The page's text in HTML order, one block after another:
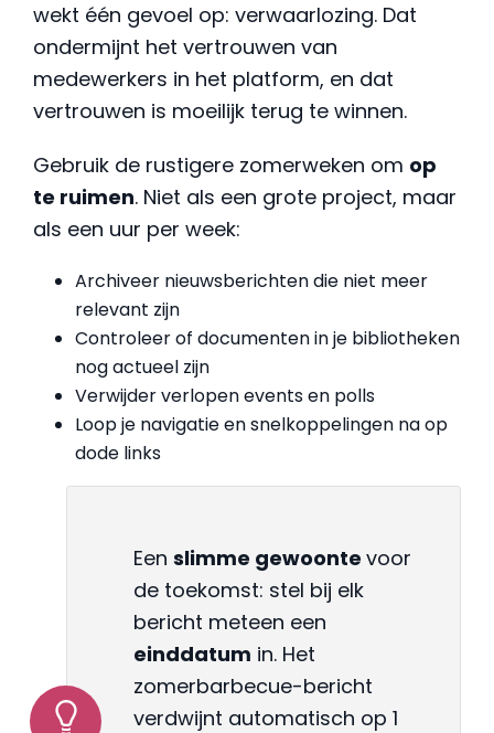
wekt één gevoel op: verwaarlozing. Dat
ondermijnt het vertrouwen van
medewerkers in het platform, en dat
vertrouwen is moeilijk terug te winnen.
Gebruik de rustigere zomerweken om op
te ruimen. Niet als een grote project, maar
als een uur per week:
Archiveer nieuwsberichten die niet meer
relevant zijn
Controleer of documenten in je bibliotheken
nog actueel zijn
Verwijder verlopen events en polls
Loop je navigatie en snelkoppelingen na op
dode links
Een slimme gewoonte voor
de toekomst: stel bij elk
bericht meteen een
einddatum in. Het
zomerbarbecue-bericht
verdwijnt automatisch op 1